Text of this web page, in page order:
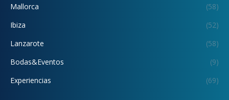
Mallorca
(58)
Ibiza
(52)
Lanzarote
(58)
Bodas&Eventos
(9)
Experiencias
(69)